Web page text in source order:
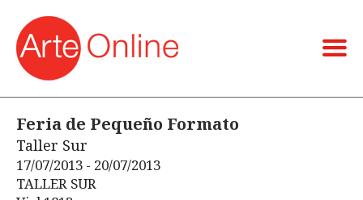
Feria de Pequeño Formato
Taller Sur
17/07/2013 - 20/07/2013
TALLER SUR